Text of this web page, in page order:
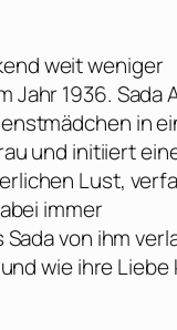
weit weniger
Jahr 1936. Sada
in
und initiiert
Lust,
immer
von ihm
wie ihre Liebe